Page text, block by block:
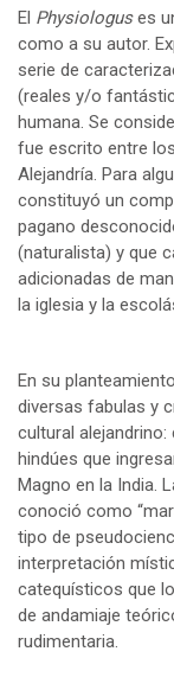
El Physiologuses
como a su autor.
serie de
(reales y/o
humana. Se
fue escrito entre
Alejandría. Para
constituyó un
pagano
(naturalista) y que
adicionadas de
la iglesia y la
En su
diversas fabulas y
cultural
hindúes que
Magno en la India.
conoció como
tipo de
interpretación
catequísticos que
de andamiaje
rudimentaria.